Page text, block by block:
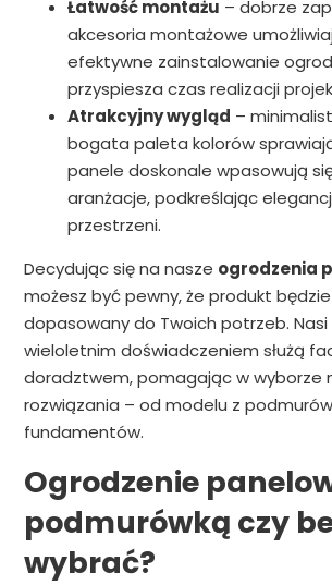
Łatwość montażu – dobrze
akcesoria montażowe
efektywne zainstalowanie
przyspiesza czas realizacji
Atrakcyjny wygląd –
bogata paleta kolorów
panele doskonale wpasowują
aranżacje, podkreślając
przestrzeni.
Decydując się na nasze ogrodzenia
możesz być pewny, że produkt
dopasowany do Twoich potrzeb. Nasi
wieloletnim doświadczeniem służą
doradztwem, pomagając w wyborze
rozwiązania – od modelu z
fundamentów.
Ogrodzenie
podmurówką czy
wybrać?